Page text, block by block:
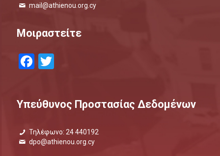
mail@athienou.org.cy
Μοιραστείτε
Facebook
Twitter
Υπεύθυνος Προστασίας Δεδομένων
Τηλέφωνο: 24 440192
dpo@athienou.org.cy